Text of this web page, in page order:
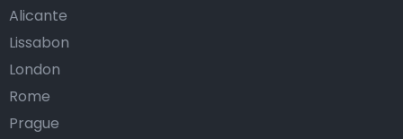
Alicante
Lissabon
London
Rome
Prague